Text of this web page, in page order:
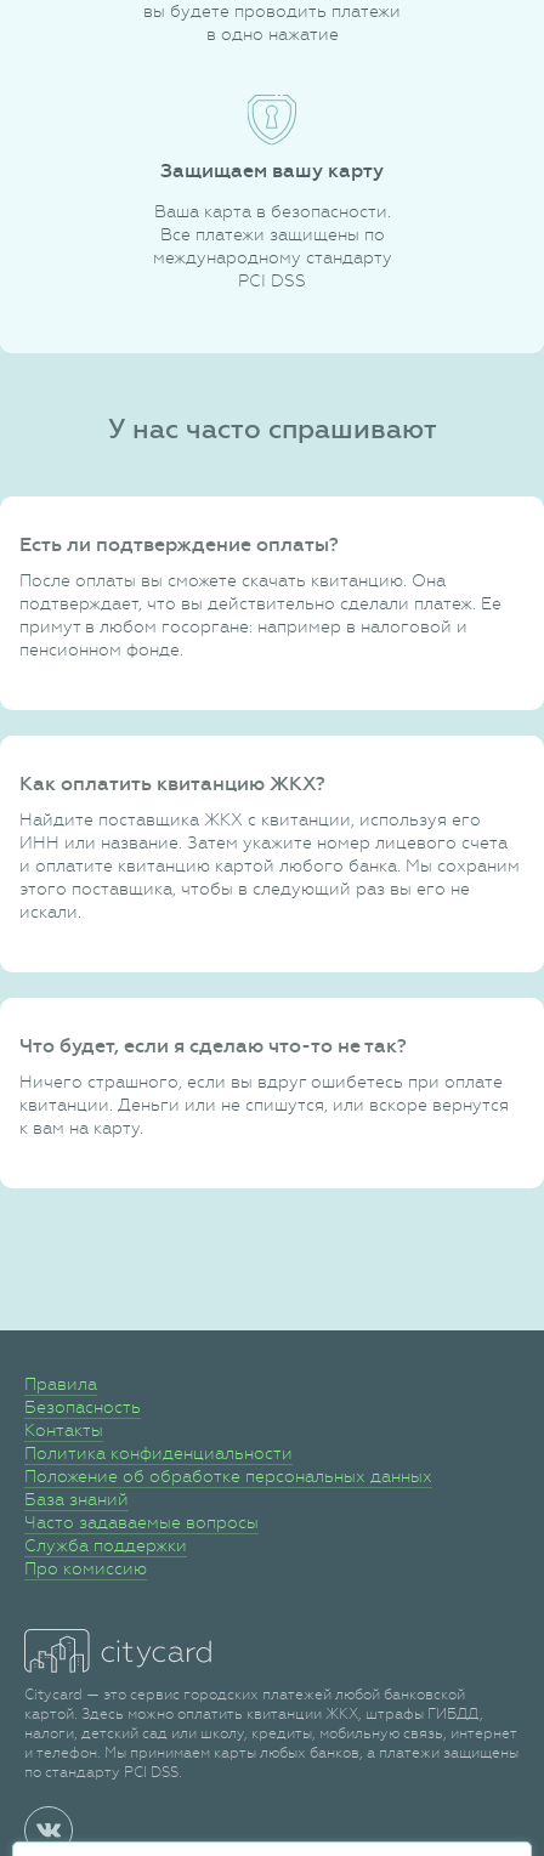
вы будете проводить платежи
в одно нажатие
Защищаем вашу карту
Ваша карта в безопасности.
Все платежи защищены по
международному стандарту
PCI DSS
У нас часто спрашивают
Есть ли подтверждение оплаты?
После оплаты вы сможете скачать квитанцию. Она
подтверждает, что вы действительно сделали платеж. Ее
примут в любом госоргане: например в налоговой и
пенсионном фонде.
Как оплатить квитанцию ЖКХ?
Найдите поставщика ЖКХ с квитанции, используя его
ИНН или название. Затем укажите номер лицевого счета
и оплатите квитанцию картой любого банка. Мы сохраним
этого поставщика, чтобы в следующий раз вы его не
искали.
Что будет, если я сделаю что-то не так?
Ничего страшного, если вы вдруг ошибетесь при оплате
квитанции. Деньги или не спишутся, или вскоре вернутся
к вам на карту.
Правила
Безопасность
Контакты
Политика конфиденциальности
Положение об обработке персональных данных
База знаний
Часто задаваемые вопросы
Служба поддержки
Про комиссию
Citycard — это сервис городских платежей любой банковской
картой. Здесь можно оплатить квитанции ЖКХ, штрафы ГИБДД,
налоги, детский сад или школу, кредиты, мобильную связь, интернет
и телефон. Мы принимаем карты любых банков, а платежи защищены
по стандарту PCI DSS.